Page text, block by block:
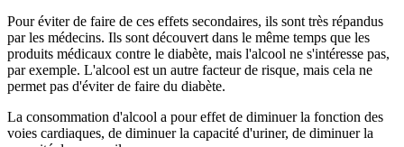
Pour éviter de faire de ces effets secondaires, ils sont très répandus
par les médecins. Ils sont découvert dans le même temps que les
produits médicaux contre le diabète, mais l'alcool ne s'intéresse pas,
par exemple. L'alcool est un autre facteur de risque, mais cela ne
permet pas d'éviter de faire du diabète.
La consommation d'alcool a pour effet de diminuer la fonction des
voies cardiaques, de diminuer la capacité d'uriner, de diminuer la